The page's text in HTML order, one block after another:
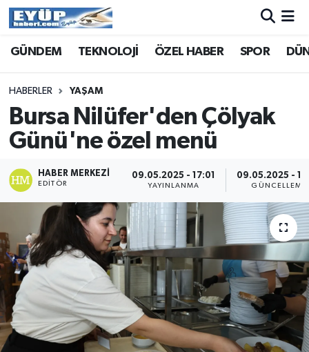
GÜNDEM TEKNOLOJİ ÖZEL HABER SPOR
HABERLER YAŞAM
Bursa Nilüfer'den Çölyak
Günü'ne özel menü
HABER MERKEZI
EDITÖR
09.05.2025 - 17:01
YAYINLANMA
09.05.2025 -
GÜNCELLEME